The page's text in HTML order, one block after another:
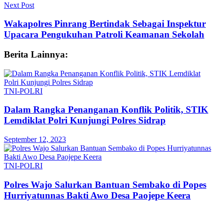
Next Post
Wakapolres Pinrang Bertindak Sebagai Inspektur
Upacara Pengukuhan Patroli Keamanan Sekolah
Berita Lainnya:
TNI-POLRI
Dalam Rangka Penanganan Konflik Politik, STIK
Lemdiklat Polri Kunjungi Polres Sidrap
September 12, 2023
TNI-POLRI
Polres Wajo Salurkan Bantuan Sembako di Popes
Hurriyatunnas Bakti Awo Desa Paojepe Keera